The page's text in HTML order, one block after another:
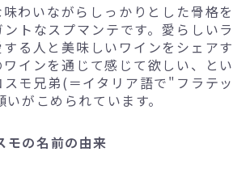
わいながらしっかりとした骨格を
トなスプマンテです。愛らしいラ
る人と美味しいワインをシェアす
インを通じて感じて欲しい、とい
スモ兄弟(＝イタリア語で"フラテッ
がこめられています。
モの名前の由来